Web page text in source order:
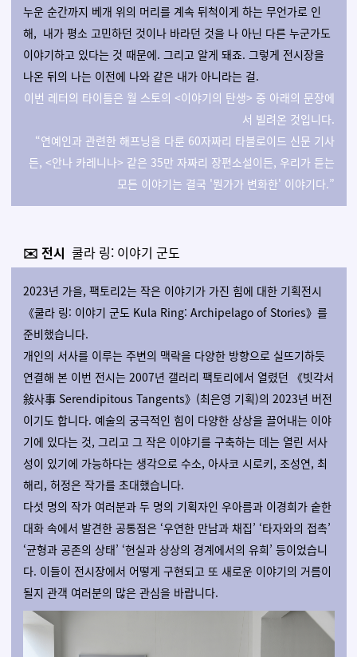
누운 순간까지 베개 위의 머리를 계속 뒤척이게 하는 무언가로 인
해, 내가 평소 고민하던 것이나 바라던 것을 나 아닌 다른 누군가도
이야기하고 있다는 것 때문에. 그리고 알게 돼죠. 그렇게 전시장을
나온 뒤의 나는 이전에 나와 같은 내가 아니라는 걸.
이번 레터의 타이틀은 월 스토의 <이야기의 탄생> 중 아래의 문장에
서 빌려온 것입니다.
“연예인과 관련한 해프닝을 다룬 60자짜리 타블로이드 신문 기사
든, <안나 카레니나> 같은 35만 자짜리 장편소설이든, 우리가 듣는
모든 이야기는 결국 '뭔가가 변화한' 이야기다.”
✉️ 전시 쿨라 링: 이야기 군도
2023년 가을, 팩토리2는 작은 이야기가 가진 힘에 대한 기획전시
《쿨라 링: 이야기 군도 Kula Ring: Archipelago of Stories》를
준비했습니다.
개인의 서사를 이루는 주변의 맥락을 다양한 방향으로 실뜨기하듯
연결해 본 이번 전시는 2007년 갤러리 팩토리에서 열렸던 《빗각서
敍사事 Serendipitous Tangents》(최은영 기획)의 2023년 버전
이기도 합니다. 예술의 궁극적인 힘이 다양한 상상을 끌어내는 이야
기에 있다는 것, 그리고 그 작은 이야기를 구축하는 데는 열린 서사
성이 있기에 가능하다는 생각으로 수소, 아사코 시로키, 조성연, 최
해리, 허정은 작가를 초대했습니다.
다섯 명의 작가 여러분과 두 명의 기획자인 우아름과 이경희가 숱한
대화 속에서 발견한 공통점은 ‘우연한 만남과 채집’ ‘타자와의 접촉’
‘균형과 공존의 상태’ ‘현실과 상상의 경계에서의 유희’ 등이었습니
다. 이들이 전시장에서 어떻게 구현되고 또 새로운 이야기의 거름이
될지 관객 여러분의 많은 관심을 바랍니다.